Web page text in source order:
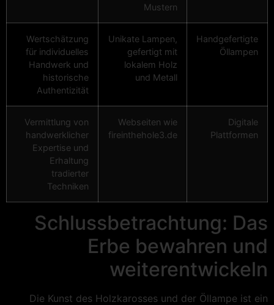
Mustern
Handgefertigte
Öllampen
Unikate Lampen,
gefertigt mit
lokalem Holz
und Metall
Wertschätzung
für individuelles
Handwerk und
historische
Authentizität
Digitale
Plattformen
Webseiten wie
fireinthehole3.de
Vermittlung von
handwerklicher
Expertise und
Erhaltung
tradierter
Techniken
Schlussbetrachtung: Das
Erbe bewahren und
weiterentwickeln
Die Kunst des Holzkarosses und der Öllampe ist ein